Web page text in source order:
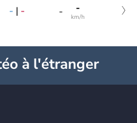
- | - - -
km/h
à l'étranger